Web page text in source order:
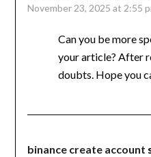
November 23, 2025 at 2:55
Can you be more
your article? After
doubts. Hope you
binance create account